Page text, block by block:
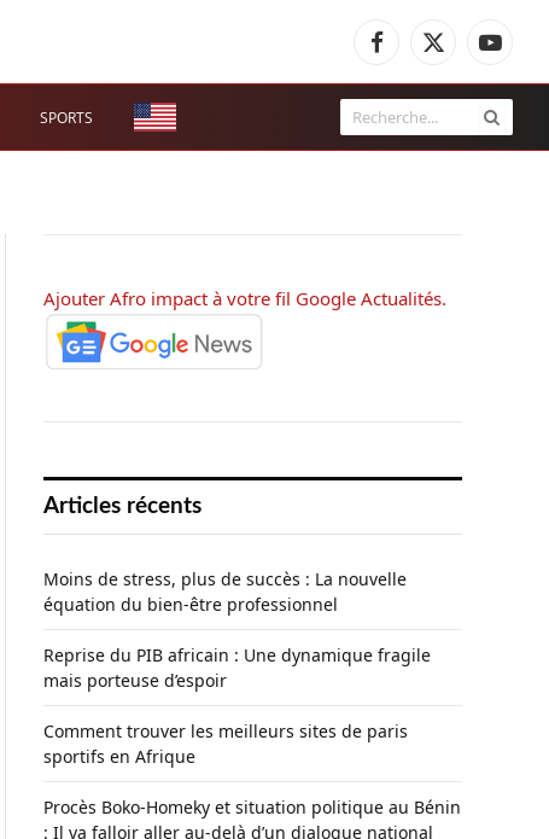
Facebook
X
(Twitter)
SPORTS
Ajouter Afro impact à votre fil Google Actualités.
Articles récents
Moins de stress, plus de succès : La nouvelle
équation du bien-être professionnel
Reprise du PIB africain : Une dynamique fragile
mais porteuse d’espoir
Comment trouver les meilleurs sites de paris
sportifs en Afrique
Procès Boko-Homeky et situation politique au Bénin
: Il va falloir aller au-delà d’un dialogue national